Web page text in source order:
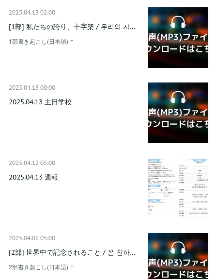
2025.04.13 02:00
[1部] 私たちの誇り、十字架 / 우리의 자…
1部書き起こし(日本語) ↑
2025.04.13 00:00
2025.04.13 主日学校
2025.04.12 05:00
2025.04.13 週報
2025.04.06 05:00
[2部] 世界中で記念されること / 온 천하…
2部書き起こし(日本語) ↑